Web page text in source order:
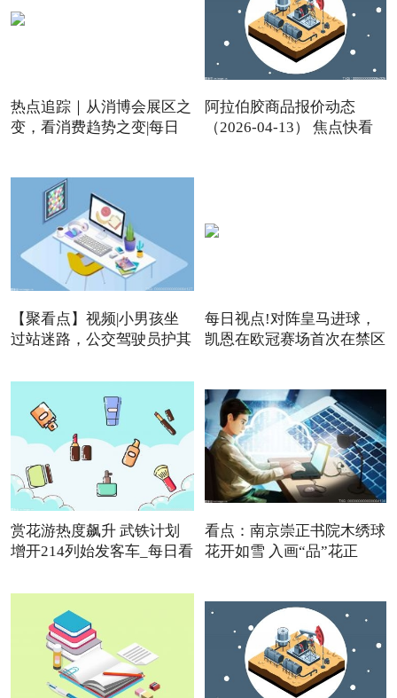
热点追踪｜从消博会展区之
变，看消费趋势之变|每日
阿拉伯胶商品报价动态
（2026-04-13） 焦点快看
【聚看点】视频|小男孩坐
过站迷路，公交驾驶员护其
每日视点!对阵皇马进球，
凯恩在欧冠赛场首次在禁区
赏花游热度飙升 武铁计划
增开214列始发客车_每日看
看点：南京崇正书院木绣球
花开如雪 入画“品”花正